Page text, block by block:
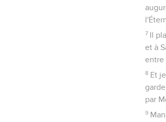
7 Il
et à
entre
8 Et
par
9